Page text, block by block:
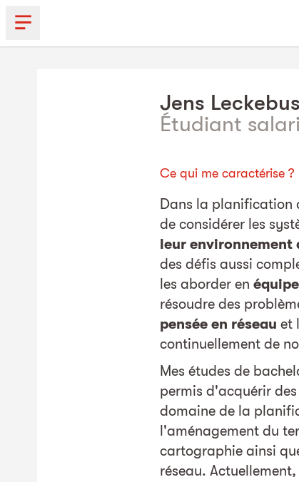
Jens
Étudiant
Ce qui me caractérise ?
Dans la planification
de considérer les
leur environnement
des défis aussi
les aborder en équipe
résoudre des
pensée en réseau et
continuellement de
Mes études de
permis d'acquérir
domaine de la
l'aménagement du
cartographie ainsi
réseau.